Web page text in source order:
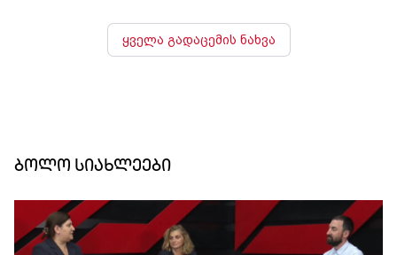
ყველა გადაცემის ნახვა
ბოლო სიახლეები